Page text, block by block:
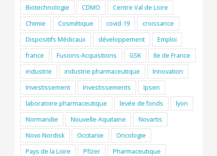
Biotechnologie
CDMO
Centre Val de Loire
Chimie
Cosmétique covid-19
croissance
Dispositifs Médicaux
développement
Emploi
france
Fusions-Acquisitions GSK
Ile de France
industrie
industrie pharmaceutique
Innovation
Investissement
Investissements
Ipsen
laboratoire pharmaceutique
levée de fonds
lyon
Normandie
Nouvelle-Aquitaine
Novartis
Novo Nordisk
Occitanie
Oncologie
Pays de la Loire
Pfizer
Pharmaceutique